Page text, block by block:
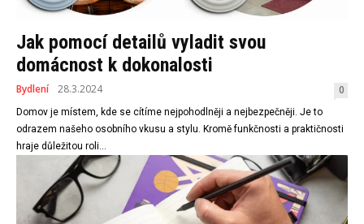
Jak pomocí detailů vyladit svou
domácnost k dokonalosti
Bydlení 28.3.2024 0
Domov je místem, kde se cítíme nejpohodlněji a nejbezpečněji. Je to
odrazem našeho osobního vkusu a stylu. Kromě funkčnosti a praktičnosti
hraje důležitou roli...